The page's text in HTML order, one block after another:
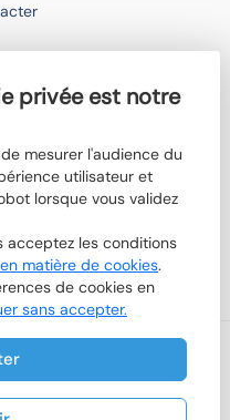
privée est notre
mesurer l'audience du
utilisateur et
lorsque vous validez
acceptez les conditions
matière de cookies.
de cookies en
sans accepter.
nous ?
de cookies